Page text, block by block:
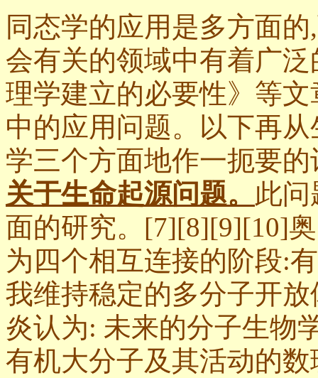
同态学的应用是多方面
会有关的领域中有着广
理学建立的必要性》等
中的应用问题。以下再
学三个方面地作一扼要的
关于生命起源问题。 此
面的研究。[7][8][9][10]
为四个相互连接的阶段:
我维持稳定的多分子开
炎认为: 未来的分子生物
有机大分子及其活动的